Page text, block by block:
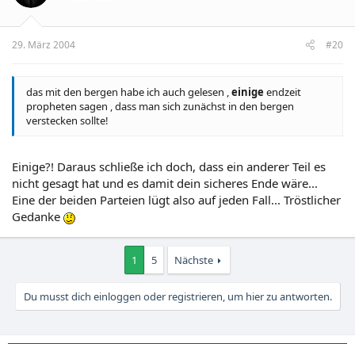
29. März 2004 #20
das mit den bergen habe ich auch gelesen , einige endzeit
propheten sagen , dass man sich zunächst in den bergen
verstecken sollte!
Einige?! Daraus schließe ich doch, dass ein anderer Teil es
nicht gesagt hat und es damit dein sicheres Ende wäre...
Eine der beiden Parteien lügt also auf jeden Fall... Tröstlicher
Gedanke
1 5 Nächste
Du musst dich einloggen oder registrieren, um hier zu antworten.